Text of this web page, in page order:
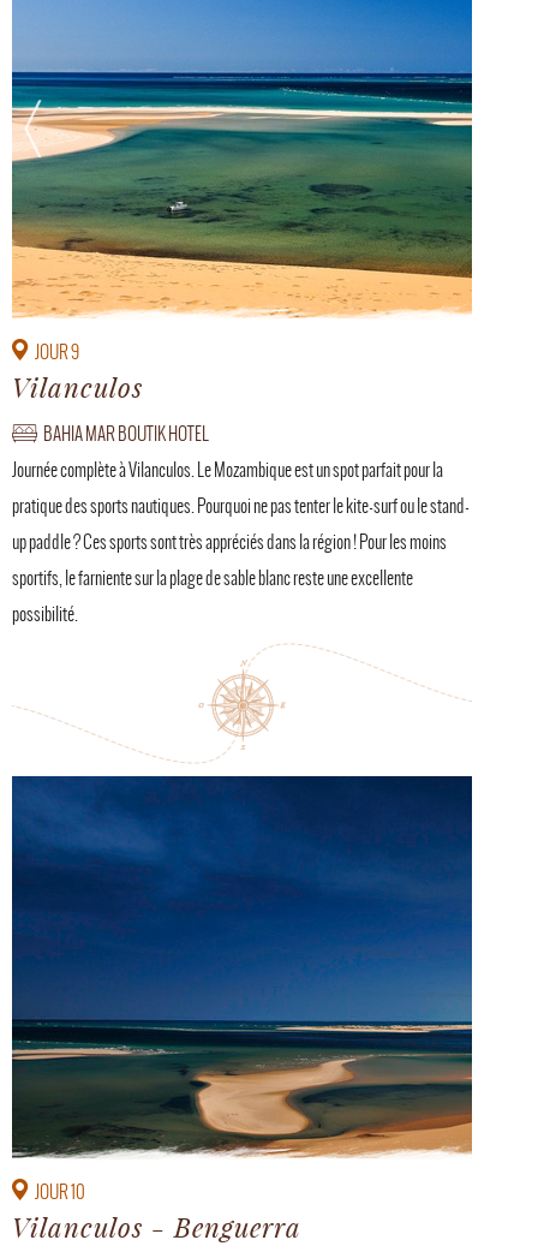
JOUR 9
Vilanculos
BAHIA MAR BOUTIK HOTEL
Journée complète à Vilanculos. Le Mozambique est un spot parfait pour la
pratique des sports nautiques. Pourquoi ne pas tenter le kite-surf ou le stand-
up paddle ? Ces sports sont très appréciés dans la région ! Pour les moins
sportifs, le farniente sur la plage de sable blanc reste une excellente
possibilité.
JOUR 10
Vilanculos - Benguerra